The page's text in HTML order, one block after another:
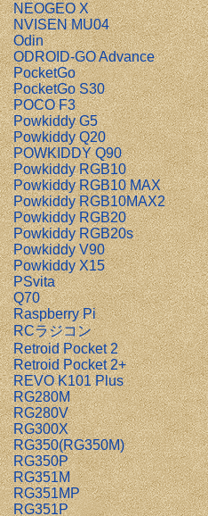
NEOGEO X
NVISEN MU04
Odin
ODROID-GO Advance
PocketGo
PocketGo S30
POCO F3
Powkiddy G5
Powkiddy Q20
POWKIDDY Q90
Powkiddy RGB10
Powkiddy RGB10 MAX
Powkiddy RGB10MAX2
Powkiddy RGB20
Powkiddy RGB20s
Powkiddy V90
Powkiddy X15
PSvita
Q70
Raspberry Pi
RCラジコン
Retroid Pocket 2
Retroid Pocket 2+
REVO K101 Plus
RG280M
RG280V
RG300X
RG350(RG350M)
RG350P
RG351M
RG351MP
RG351P